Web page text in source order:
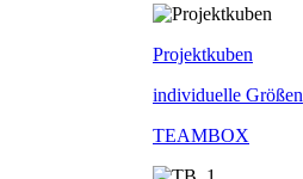
Projektkuben
individuelle Größen
TEAMBOX